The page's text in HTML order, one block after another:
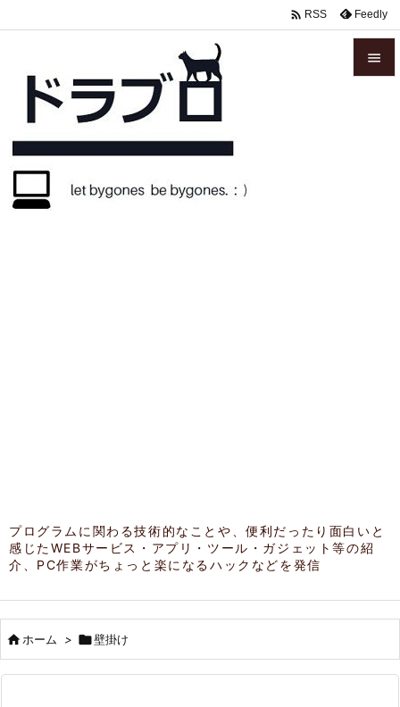
プログラムに関わる技術的なことや、便利だったり面白いと
感じたWEBサービス・アプリ・ツール・ガジェット等の紹
介、PC作業がちょっと楽になるハックなどを発信

 RSS Feedly
ホーム > 壁掛け